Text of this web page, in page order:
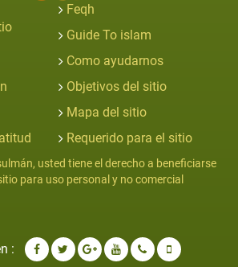
Feqh
Guide To islam
Como ayudarnos
Objetivos del sitio
Mapa del sitio
Requerido para el sitio
usted tiene el derecho a beneficiarse
para uso personal y no comercial
: